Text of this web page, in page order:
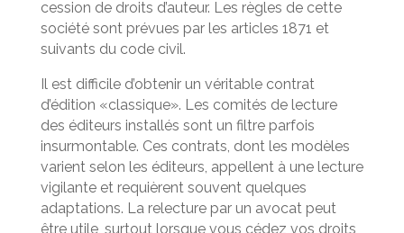
cession de droits d’auteur. Les règles de cette
société sont prévues par les articles 1871 et
suivants du code civil.
Il est difficile d’obtenir un véritable contrat
d’édition «classique». Les comités de lecture
des éditeurs installés sont un filtre parfois
insurmontable. Ces contrats, dont les modèles
varient selon les éditeurs, appellent à une lecture
vigilante et requièrent souvent quelques
adaptations. La relecture par un avocat peut
être utile, surtout lorsque vous cédez vos droits